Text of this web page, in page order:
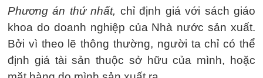
Phương án thứ nhất, chỉ định giá với sách giáo
khoa do doanh nghiệp của Nhà nước sản xuất.
Bởi vì theo lẽ thông thường, người ta chỉ có thể
định giá tài sản thuộc sở hữu của mình, hoặc